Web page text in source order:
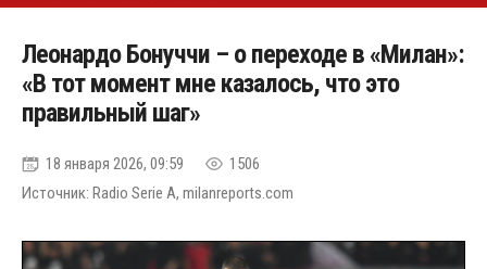
Леонардо Бонуччи – о переходе в «Милан»:
«В тот момент мне казалось, что это
правильный шаг»
18 января 2026, 09:59
1506
Источник: Radio Serie A, milanreports.com